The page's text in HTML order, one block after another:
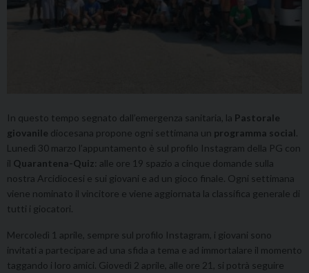
In questo tempo segnato dall’emergenza sanitaria la Pastorale
giovanile diocesana propone ogni settimana un programma social
Lunedì 30 marzo l’appuntamento è sul profilo Instagram della PG con
il Quarantena-Quiz: alle ore 19 spazio a cinque domande sulla
nostra Arcidiocesi e sui giovani e ad un gioco finale. Ogni settimana
viene nominato il vincitore e viene aggiornata la classifica generale di
tutti i giocatori.
Mercoledì 1 aprile, sempre sul profilo Instagram, i giovani sono
invitati a partecipare ad una sfida a tema e ad immortalare il momento
taggando i loro amici. Giovedì 2 aprile, alle ore 21, si potrà seguire